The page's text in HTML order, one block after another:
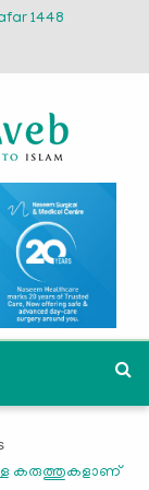
1448
കരുത്തുകളാണ്